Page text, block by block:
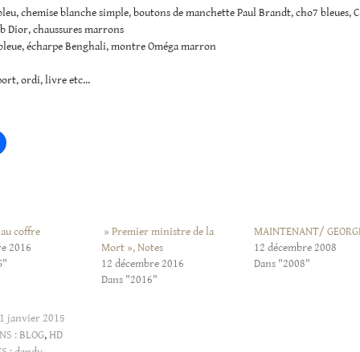
chemise blanche simple, boutons de manchette Paul Brandt, cho7 bleues,
Dior, chaussures marrons
écharpe Benghali, montre Oméga marron
ordi, livre etc…
coffre
2016
» Premier ministre de la
Mort », Notes
12 décembre 2016
Dans "2016"
MAINTENANT/
12 décembre 2008
Dans "2008"
janvier 2015
:BLOG,HD